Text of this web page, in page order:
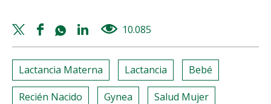
Twitter
share
Facebook
share
Whatsapp
share
Linkedin
share
10.085
Lactancia Materna Lactancia Bebé
Recién Nacido Gynea Salud Mujer